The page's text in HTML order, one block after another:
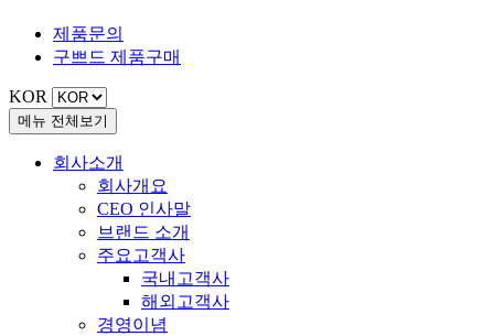
제품문의
구쁘드 제품구매
KOR
메뉴 전체보기
회사소개
회사개요
CEO 인사말
브랜드 소개
주요고객사
국내고객사
해외고객사
경영이념